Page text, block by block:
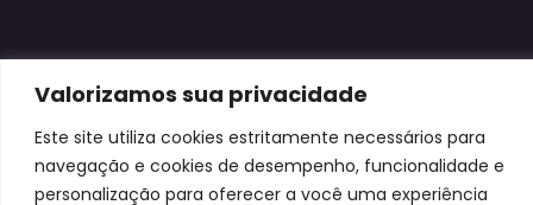
Valorizamos sua privacidade
Este site utiliza cookies estritamente necessários para
navegação e cookies de desempenho, funcionalidade e
personalização para oferecer a você uma experiência